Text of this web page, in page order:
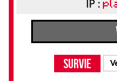
IP :
Survie